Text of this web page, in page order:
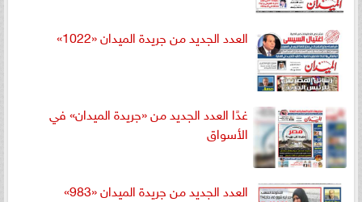
العدد الجديد من جريدة الميدان «1022»
غدًا العدد الجديد من «جريدة الميدان» في
الأسواق
العدد الجديد من جريدة الميدان «983»